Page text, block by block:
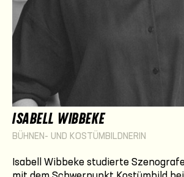
ISABELL WIBBEKE
BÜHNEN- UND KOSTÜMBILDNERIN
Isabell Wibbeke studierte